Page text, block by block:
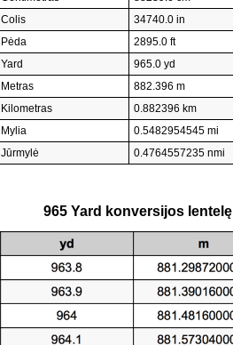
Colis
34740.0 in
Pėda
2895.0 ft
Yard
965.0 yd
Metras
882.396 m
Kilometras
0.882396 km
Mylia
0.5482954545 mi
Jūrmylė
0.4764557235 nmi
965 Yard konversijos lentelę